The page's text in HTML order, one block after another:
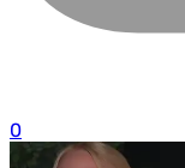
0